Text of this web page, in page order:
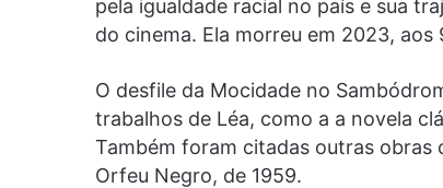
pela igualdade racial no país e sua
do cinema. Ela morreu em 2023, aos
O desfile da Mocidade no
trabalhos de Léa, como a a novela
Também foram citadas outras
Orfeu Negro, de 1959.